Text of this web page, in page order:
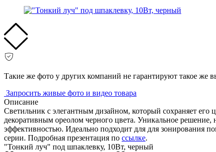
Такие же фото у других компаний не гарантируют такое же
Запросить живые фото и видео товара
Описание
Светильник с элегантным дизайном, который сохраняет
декоративным ореолом черного цвета. Уникальное
эффективностью. Идеально подходит для для зонирования
серии. Подробная презентация по ссылке.
"Тонкий луч" под шпаклевку, 10Вт, черный